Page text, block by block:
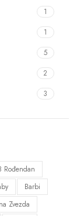
1
1
5
2
3
Rođendan
Barbi
Zvezda